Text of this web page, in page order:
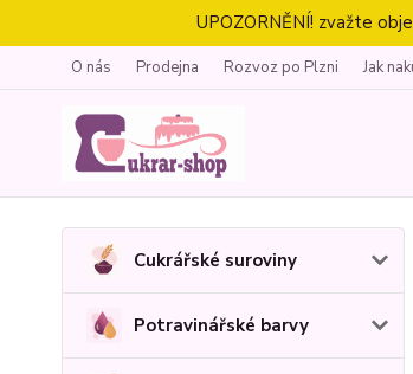
UPOZORNĚNÍ! zvažte
O nás Prodejna Rozvoz po Plzni Jak
Cukrářské suroviny
Potravinářské barvy